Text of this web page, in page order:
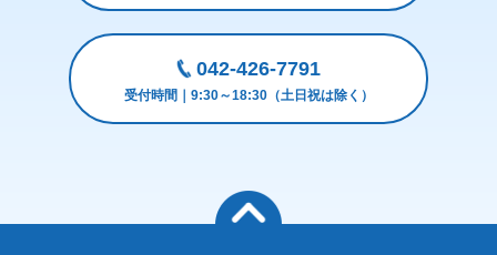
042-426-7791
受付時間｜9:30～18:30（土日祝は除く）